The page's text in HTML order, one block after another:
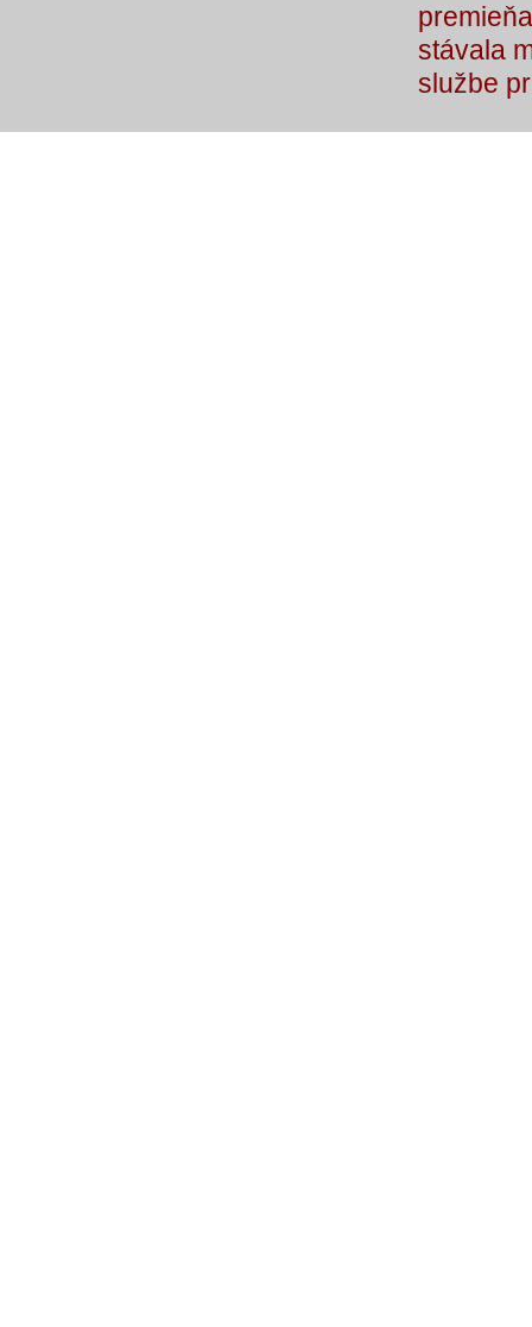
stávala
službe